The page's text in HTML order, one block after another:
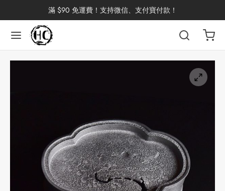
滿 $90 免運費！支持微信、支付寶付款！
返回
返回
返回
返回
返回
返回
返回
返回
返回